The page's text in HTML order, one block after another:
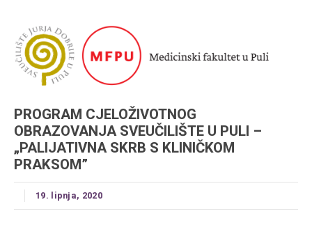
PROGRAM CJELOŽIVOTNOG
OBRAZOVANJA SVEUČILIŠTE U PULI –
„PALIJATIVNA SKRB S KLINIČKOM
PRAKSOM”
19. lipnja, 2020